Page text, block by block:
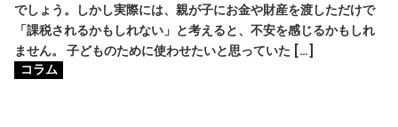
でしょう。しかし実際には、親が子にお金や財産を渡しただけで
「課税されるかもしれない」と考えると、不安を感じるかもしれ
ません。 子どものために使わせたいと思っていた […]
コラム